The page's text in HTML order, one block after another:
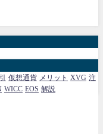
仮想通貨 メリット XVG 注
WICC EOS 解説